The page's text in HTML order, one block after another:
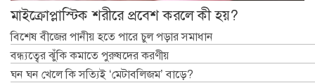
মাইক্রোপ্লাস্টিক শরীরে প্রবেশ করলে কী হয়?
বিশেষ বীজের পানীয় হতে পারে চুল পড়ার সমাধান
বন্ধ্যত্বের ঝুঁকি কমাতে পুরুষদের করণীয়
ঘন ঘন খেলে কি সত্যিই ‘মেটাবলিজম’ বাড়ে?